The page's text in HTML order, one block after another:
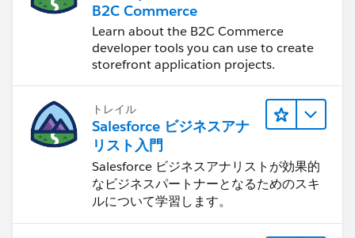
B2C Commerce
Learn about the B2C Commerce
developer tools you can use to create
storefront application projects.
トレイル
Salesforce ビジネスアナ
リスト入門
Salesforce ビジネスアナリストが効果的
なビジネスパートナーとなるためのスキ
ルについて学習します。